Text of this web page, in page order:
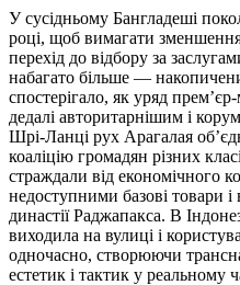
У сусідньому Бангладеші
році, щоб вимагати
перехід до відбору за
набагато більше —
спостерігало, як уряд
дедалі авторитарнішим і
Шрі-Ланці рух Арагалая
коаліцію громадян різних
страждали від економічного
недоступними базові товари
династії Раджапакса. В
виходила на вулиці і
одночасно, створюючи
естетик і тактик у реальному